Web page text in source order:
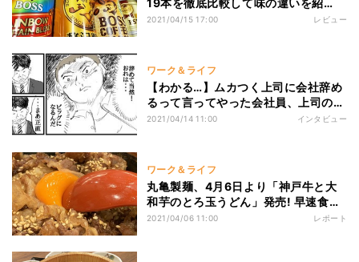
19本を徹底比較して味の違いを紹
介！
2021/04/15 17:00 レビュー
ワーク＆ライフ
【わかる…】ムカつく上司に会社辞め
るって言ってやった会社員、上司の返
答が感慨深すぎた
2021/04/14 11:00 インタビュー
ワーク＆ライフ
丸亀製麺、4月6日より「神戸牛と大
和芋のとろ玉うどん」発売! 早速食レ
ポ
2021/04/06 11:00 レポート